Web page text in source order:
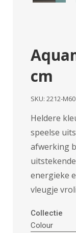
cm
SKU: 2212-
Heldere
speelse
afwerking
energieke
vleugje
Collectie
Colour